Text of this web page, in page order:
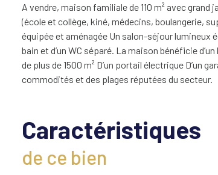
A vendre, maison familiale de 110 m² avec
(école et collège, kiné, médecins, boulangerie,
équipée et aménagée Un salon-séjour lumineux
bain et d’un WC séparé. La maison bénéficie
de plus de 1500 m² D’un portail électrique D’un
commodités et des plages réputées du secteur.
Caractéristiques
de ce bien